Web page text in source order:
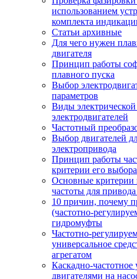
использованием
комплекта
Статьи архивные
Для чего нужен
двигателя
Принцип работы
плавного пуска
Выбор
параметров
Виды
электродвигателей
Частотный
Выбор двигателей
электропривода
Принцип работы
критерии его
Основные критерии
частоты для
10 причин, почему
(частотно-
гидромуфты
Частотно-
универсальное
агрегатом
Каскадно-
двигателями на